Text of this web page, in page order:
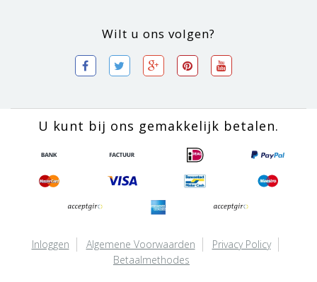
Wilt u ons volgen?
U kunt bij ons gemakkelijk betalen.
Inloggen Algemene Voorwaarden
Privacy Policy
Betaalmethodes